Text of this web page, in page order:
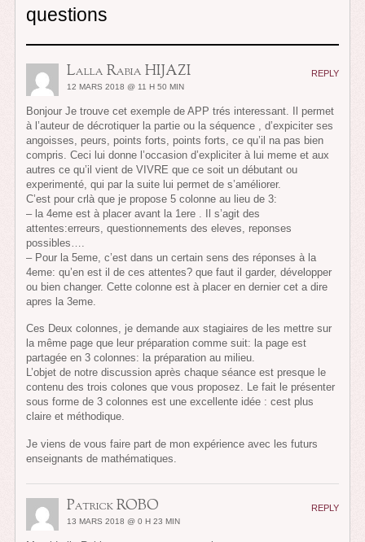
questions
Lalla Rabia HIJAZI
12 MARS 2018 @ 11 H 50 MIN
Bonjour Je trouve cet exemple de APP trés interessant. Il permet
à l’auteur de décrotiquer la partie ou la séquence , d’expiciter ses
angoisses, peurs, points forts, points forts, ce qu’il na pas bien
compris. Ceci lui donne l’occasion d’expliciter à lui meme et aux
autres ce qu’il vient de VIVRE que ce soit un débutant ou
experimenté, qui par la suite lui permet de s’améliorer.
C’est pour crlà que je propose 5 colonne au lieu de 3:
– la 4eme est à placer avant la 1ere . Il s’agit des
attentes:erreurs, questionnements des eleves, reponses
possibles….
– Pour la 5eme, c’est dans un certain sens des réponses à la
4eme: qu’en est il de ces attentes? que faut il garder, développer
ou bien changer. Cette colonne est à placer en dernier cet a dire
apres la 3eme.
Ces Deux colonnes, je demande aux stagiaires de les mettre sur
la même page que leur préparation comme suit: la page est
partagée en 3 colonnes: la préparation au milieu.
L’objet de notre discussion après chaque séance est presque le
contenu des trois colones que vous proposez. Le fait le présenter
sous forme de 3 colonnes est une excellente idée : cest plus
claire et méthodique.
Je viens de vous faire part de mon expérience avec les futurs
enseignants de mathématiques.
REPLY
Patrick ROBO
13 MARS 2018 @ 0 H 23 MIN
REPLY